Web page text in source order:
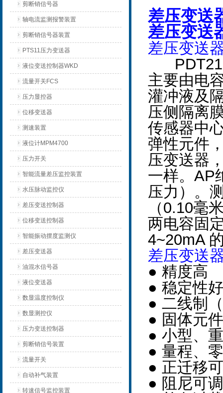
剪断销信号器
轴电流监测报警装置
剪断销信号器装置
PTS11压力变送器
液位变送控制器WKD
流量开关FCS
压力显控器
位移变送器
测速装置
液位计MPM4700
压力开关
智能流量差压监控装置
水压脉动监控仪
差压变送控制器
位移变送控制器
智能振动摆度监测仪
差压变送器
油混水信号器
液位变送器
数显温度控制仪
数显测控仪
压力变送控制器
剪断销信号装置
流量开关
自动补气装置
转速信号监控装置
差压变送
差压变送
差压变送
PDT21-
主要由电
灌冲液及
压侧隔离
传感器中
弹性元件
压变送器
一样。AP
压力）。
（0.10毫
两电容固
4~20mA
差压变送
● 精度高
● 稳定性好
● 二线制
● 固体元
● 小型、
● 量程、
● 正迁移
● 阻尼可调